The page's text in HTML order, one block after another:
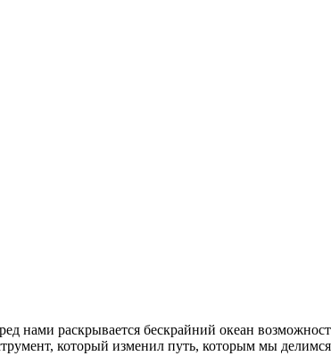
нами раскрывается бескрайний океан
который изменил путь, которым мы